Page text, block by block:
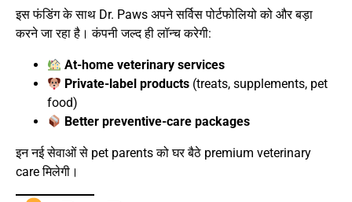
इस फंडिंग के साथ Dr. Paws अपने सर्विस पोर्टफोलियो को और बड़ा
करने जा रहा है। कंपनी जल्द ही लॉन्च करेगी:
At-home veterinary services
Private-label products (treats, supplements, pet
food)
Better preventive-care packages
इन नई सेवाओं से pet parents को घर बैठे premium veterinary
care मिलेगी।